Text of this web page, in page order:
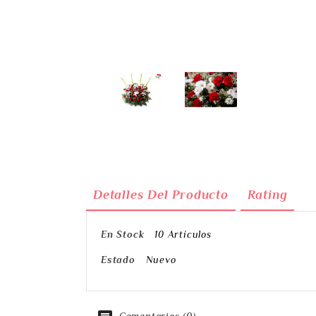
Detalles Del Producto Rating
En Stock 10 Artículos
Estado Nuevo